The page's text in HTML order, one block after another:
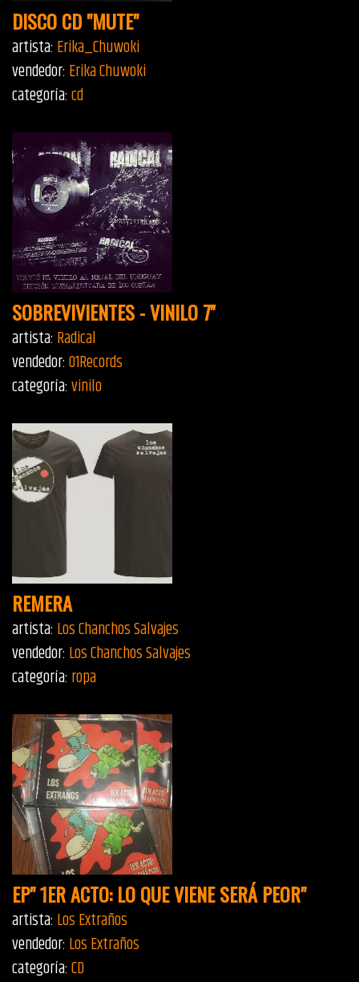
DISCO CD "MUTE"
artista: Erika_Chuwoki
vendedor: Erika Chuwoki
categoría:cd
SOBREVIVIENTES - VINILO 7''
artista: Radical
vendedor:01Records
categoría:vinilo
REMERA
artista: Los Chanchos Salvajes
vendedor: Los Chanchos Salvajes
categoría: ropa
EP" 1ER ACTO: LO QUE VIENE SERÁ PEOR"
artista: Los Extraños
vendedor: Los Extraños
categoría:CD